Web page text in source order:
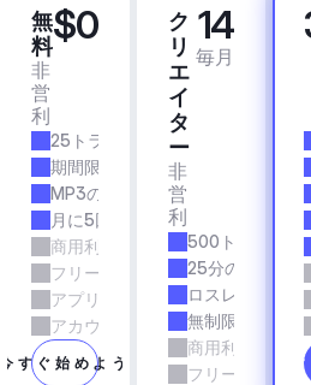
無
料
非
営
利
$0
25トラック/月
期間限定
MP3の品質
月に5回のダウンロード
商用利用
フリーランスとエージェンシーの
アプリとサービス
アカウントマネージャーのサポート
今すぐ始めよう
ク
リ
エ
イ
タ
ー
非
営
利
14
毎月
500トラック/月
25分の所要時間
ロスレス品質
無制限のダウン
商用利用
フリーランス
今